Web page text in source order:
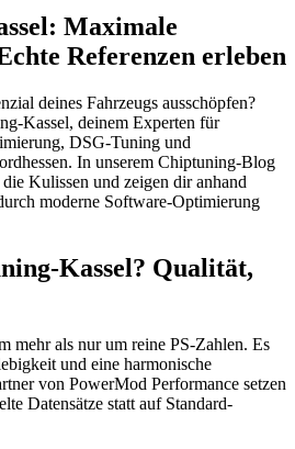
Maximale
Referenzen erleben
deines Fahrzeugs ausschöpfen?
Kassel, deinem Experten für
DSG-Tuning und
In unserem Chiptuning-Blog
Kulissen und zeigen dir anhand
moderne Software-Optimierung
Kassel? Qualität,
mehr als nur um reine PS-Zahlen. Es
und eine harmonische
von PowerMod Performance setzen
Datensätze statt auf Standard-